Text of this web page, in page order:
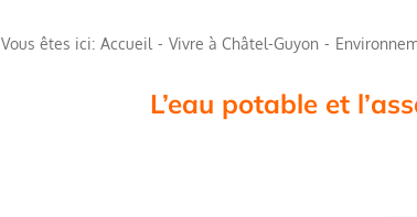
Vous êtes ici: Accueil Vivre à Châtel-Guyon
L’eau potable et